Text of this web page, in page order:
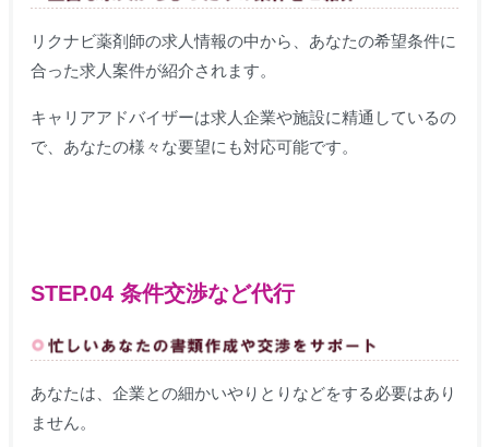
リクナビ薬剤師の求人情報の中から、あなたの希望条件に
合った求人案件が紹介されます。
キャリアアドバイザーは求人企業や施設に精通しているの
で、あなたの様々な要望にも対応可能です。
STEP.04 条件交渉など代行
あなたは、企業との細かいやりとりなどをする必要はあり
ません。